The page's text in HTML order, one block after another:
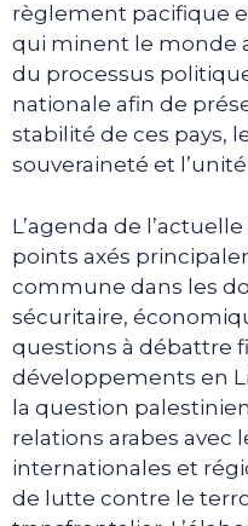
règlement pacifique
qui minent le monde
du processus
nationale afin de
stabilité de ces pays,
souveraineté et
L’agenda de
points axés
commune dans les
sécuritaire,
questions à débattre
développements en
la question
relations arabes avec
internationales et
de lutte contre le